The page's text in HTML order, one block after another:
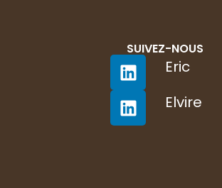
SUIVEZ-NOUS
Eric
Elvire